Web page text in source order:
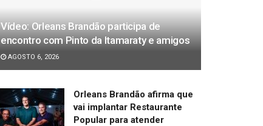
Vídeo: Orleans Brandão participa de
encontro com Pinto da Itamaraty e amigos
AGOSTO 6, 2026
Orleans Brandão afirma que
vai implantar Restaurante
Popular para atender